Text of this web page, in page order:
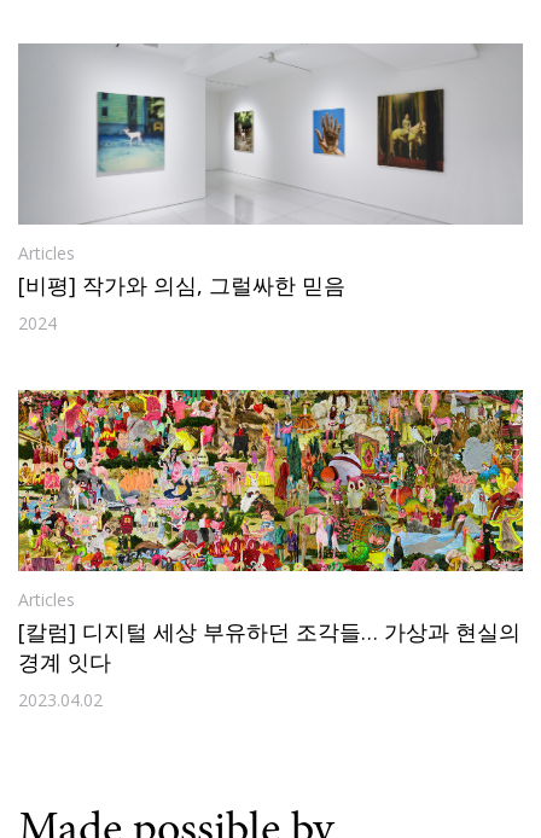
Articles
[비평] 작가와 의심, 그럴싸한 믿음
2024
Articles
[칼럼] 디지털 세상 부유하던 조각들… 가상과 현실의
경계 잇다
2023.04.02